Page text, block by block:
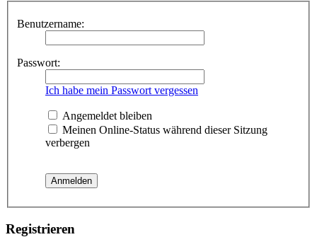
Benutzername:
Passwort:
Ich habe mein Passwort vergessen
Angemeldet bleiben
Meinen Online-Status während dieser Sitzung
verbergen
Registrieren